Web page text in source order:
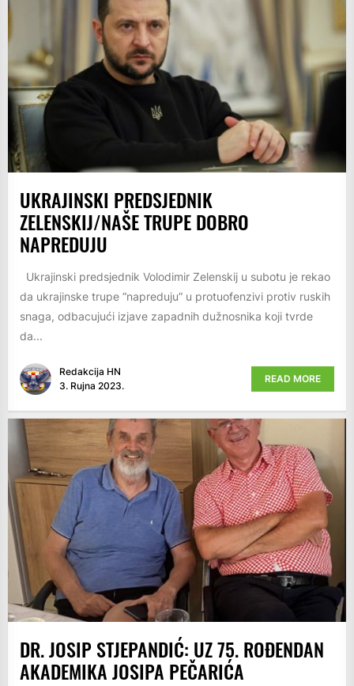
UKRAJINSKI PREDSJEDNIK
ZELENSKIJ/NAŠE TRUPE DOBRO
NAPREDUJU
Ukrajinski predsjednik Volodimir Zelenskij u subotu je rekao
da ukrajinske trupe “napreduju” u protuofenzivi protiv ruskih
snaga, odbacujući izjave zapadnih dužnosnika koji tvrde
da...
Redakcija HN
3. Rujna 2023.
READ MORE
DR. JOSIP STJEPANDIĆ: UZ 75. ROĐENDAN
AKADEMIKA JOSIPA PEČARIĆA